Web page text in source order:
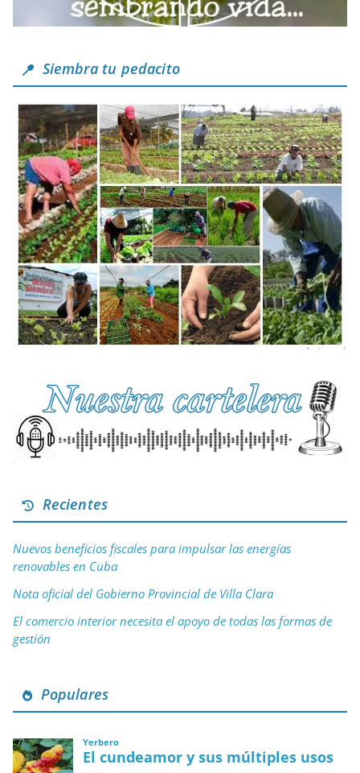
Siembra tu pedacito
Recientes
Nuevos beneficios fiscales para impulsar las energías
renovables en Cuba
Nota oficial del Gobierno Provincial de Villa Clara
El comercio interior necesita el apoyo de todas las formas de
gestión
Populares